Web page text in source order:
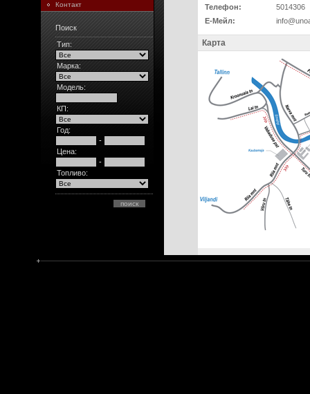
Контакт
Поиск
Тип:
Марка:
Модель:
КП:
Год:
-
Цена:
-
Топливо:
Телефон:
5014306
Е-Мейл:
Карта